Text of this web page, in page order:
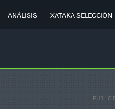
ANÁLISIS XATAKA SELECCIÓN